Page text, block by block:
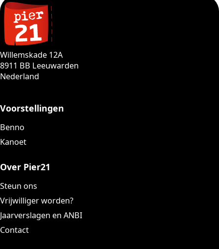
Willemskade 12A
8911 BB Leeuwarden
Nederland
Voorstellingen
Benno
Kanoet
Over Pier21
Steun ons
Vrijwilliger worden?
Jaarverslagen en ANBI
Contact